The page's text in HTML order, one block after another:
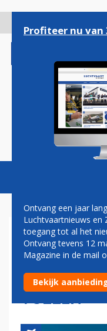
gaan
Magazine
AIRBALTIC
VLOOT
VULLEN
Profiteer nu
Ontvang een jaar
Luchtvaartnieuws en
toegang tot al het
Ontvang tevens 12
Magazine in de mail
Bekijk